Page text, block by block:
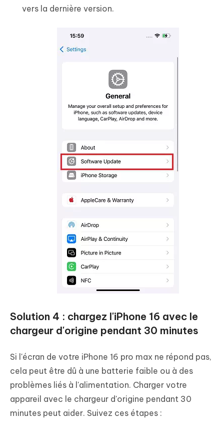
vers la dernière version.
Solution 4 : chargez l'iPhone 16 avec le
chargeur d'origine pendant 30 minutes
Si l'écran de votre iPhone 16 pro max ne répond pas,
cela peut être dû à une batterie faible ou à des
problèmes liés à l'alimentation. Charger votre
appareil avec le chargeur d'origine pendant 30
minutes peut aider. Suivez ces étapes :